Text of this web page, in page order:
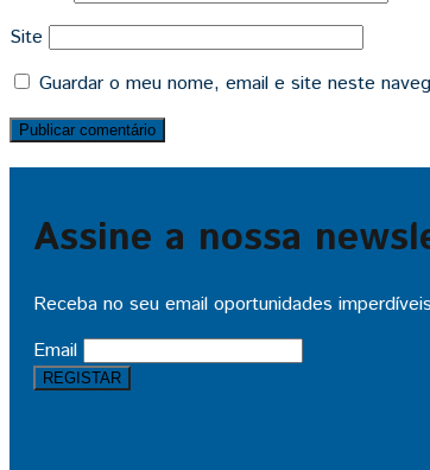
Site
Guardar o meu nome, email e site neste
Assine a nossa
Receba no seu email oportunidades
Email